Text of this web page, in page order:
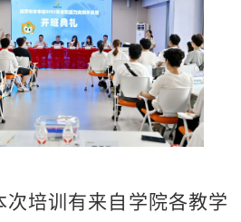
次培训有来 自 学院各教学